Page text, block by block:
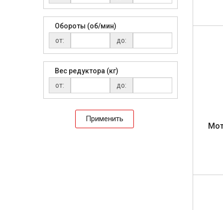
Обороты (об/мин)
от:
до:
Вес редуктора (кг)
от:
до:
Применить